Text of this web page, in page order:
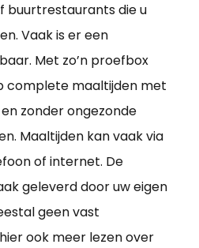
buurtrestaurants die u
Vaak is er een
Met zo’n proefbox
complete maaltijden met
zonder ongezonde
Maaltijden kan vaak via
of internet. De
geleverd door uw eigen
geen vast
ook meer lezen over